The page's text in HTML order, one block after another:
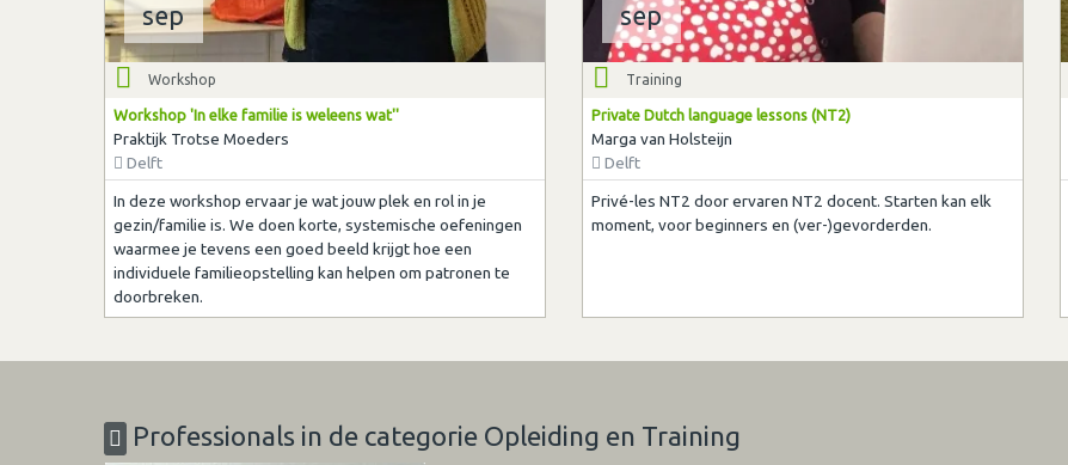
sep
Workshop
Workshop 'In elke familie is weleens wat''
Praktijk Trotse Moeders
Delft
In deze workshop ervaar je wat jouw plek en rol in je
gezin/familie is. We doen korte, systemische oefeningen
waarmee je tevens een goed beeld krijgt hoe een
individuele familieopstelling kan helpen om patronen te
doorbreken.
sep
Training
Private Dutch language lessons (NT2)
Marga van Holsteijn
Delft
Privé-les NT2 door ervaren NT2 docent. Starten kan elk
moment, voor beginners en (ver-)gevorderden.
Professionals in de categorie Opleiding en Training